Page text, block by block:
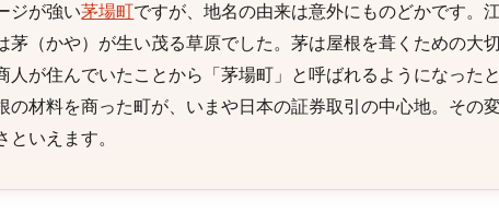
ジが強い茅場町ですが、地名の由来は意外にものどかです。
茅（かや）が生い茂る草原でした。茅は屋根を葺くための大
人が住んでいたことから「茅場町」と呼ばれるようになった
の材料を商った町が、いまや日本の証券取引の中心地。その
といえます。